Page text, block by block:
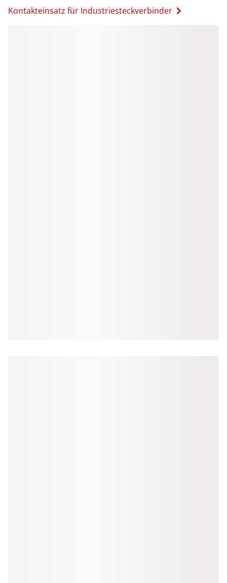
Kontakteinsatz für Industriesteckverbinder